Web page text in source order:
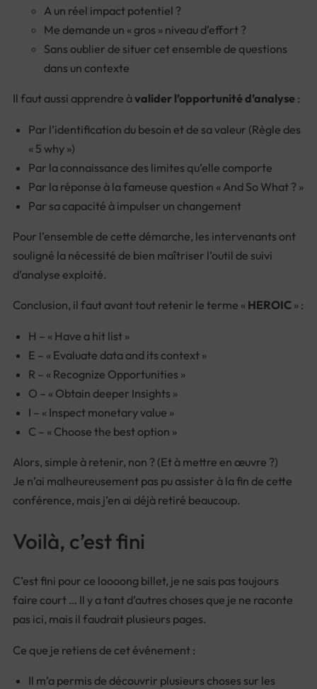
A un réel impact potentiel ?
Me demande un « gros » niveau d’effort ?
Sans oublier de situer cet ensemble de questions
dans un contexte
Il faut aussi apprendre àvalider l’opportunité d’analyse :
Par l’identification du besoin et de sa valeur (Règle des
« 5 why »)
Par la connaissance des limites qu’elle comporte
Par la réponse à la fameuse question « And So What ? »
Par sa capacité à impulser un changement
Pour l’ensemble de cette démarche, les intervenants ont
souligné la nécessité de bien maîtriser l’outil de suivi
d’analyse exploité.
Conclusion, il faut avant tout retenir le terme « HEROIC » :
H – « Have a hit list »
E – « Evaluate data and its context »
R – « Recognize Opportunities »
O – « Obtain deeper Insights »
I – « Inspect monetary value »
C – « Choose the best option »
Alors, simple à retenir, non ? (Et à mettre en œuvre ?)
Je n’ai malheureusement pas pu assister à la fin de cette
conférence, mais j’en ai déjà retiré beaucoup.
Voilà, c’est fini
C’est fini pour ce loooong billet, je ne sais pas toujours
faire court … Il y a tant d’autres choses que je ne raconte
pas ici, mais il faudrait plusieurs pages.
Ce que je retiens de cet événement :
Il m’a permis de découvrir plusieurs choses sur les